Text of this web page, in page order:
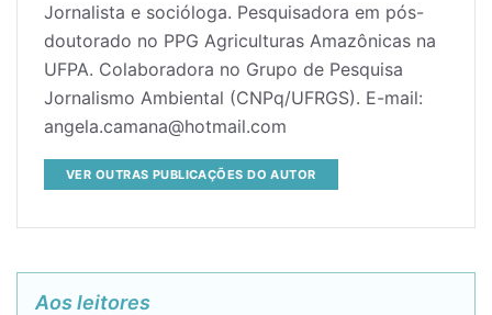
Jornalista e socióloga. Pesquisadora em pós-
doutorado no PPG Agriculturas Amazônicas na
UFPA. Colaboradora no Grupo de Pesquisa
Jornalismo Ambiental (CNPq/UFRGS). E-mail:
angela.camana@hotmail.com
VER OUTRAS PUBLICAÇÕES DO AUTOR
Aos leitores